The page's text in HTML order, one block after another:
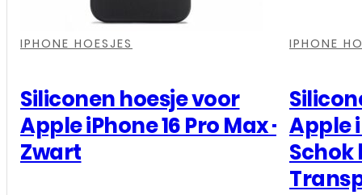
Pro
Zwart
aantal
IPHONE HOESJES
Siliconen hoesje voor
Apple iPhone 16 Pro Max –
Zwart
IPHONE
Apple
Schok